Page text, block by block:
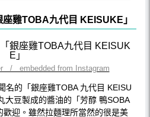
雞TOBA九代目 KEISUKE」
/ embedded from Instagram
名的「銀座雞TOBA 九代目 KEISU
大豆製成的醬油的「芳醇 鴨SOBA
歡迎。雖然拉麵理所當然的很是美